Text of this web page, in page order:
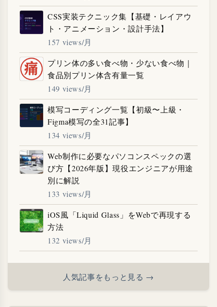
CSS実装テクニック集【基礎・レイアウ
ト・アニメーション・設計手法】
157 views/月
プリン体の多い食べ物・少ない食べ物｜
食品別プリン体含有量一覧
149 views/月
模写コーディング一覧【初級〜上級・
Figma模写の全31記事】
134 views/月
Web制作に必要なパソコンスペックの選
び方【2026年版】現役エンジニアが用途
別に解説
133 views/月
iOS風「Liquid Glass」をWebで再現する
方法
132 views/月
人気記事をもっと見る →